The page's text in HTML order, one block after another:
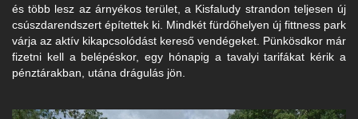
és több lesz az árnyékos terület, a Kisfaludy strandon teljesen új
csúszdarendszert építettek ki. Mindkét fürdőhelyen új fittness park
várja az aktív kikapcsolódást kereső vendégeket. Pünkösdkor már
fizetni kell a belépéskor, egy hónapig a tavalyi tarifákat kérik a
pénztárakban, utána drágulás jön.